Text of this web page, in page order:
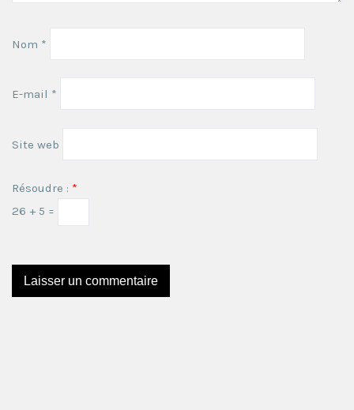
Nom *
E-mail *
Site web
Résoudre : *
26 + 5 =